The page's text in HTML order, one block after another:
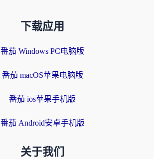
下载应用
番茄 Windows PC电脑版
番茄 macOS苹果电脑版
番茄 ios苹果手机版
番茄 Android安卓手机版
关于我们